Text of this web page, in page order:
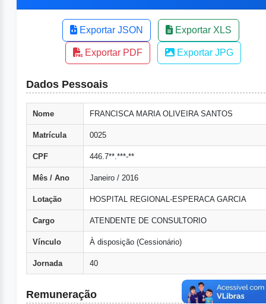
Exportar JSON Exportar XLS
Exportar PDF Exportar JPG
Dados Pessoais
Nome FRANCISCA MARIA OLIVEIRA SANTOS
Matrícula 0025
CPF 446.7**.***-**
Mês / Ano Janeiro / 2016
Lotação HOSPITAL REGIONAL-ESPERACA GARCIA
Cargo ATENDENTE DE CONSULTORIO
Vínculo À disposição (Cessionário)
Jornada 40
Remuneração